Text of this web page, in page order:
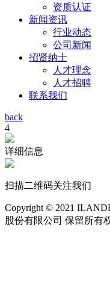
资质认证
新闻资讯
行业动态
公司新闻
招贤纳士
人才理念
人才招聘
联系我们
back
4
详细信息
扫描二维码关注我们
Copyright © 2021
股份有限公司 保留所有